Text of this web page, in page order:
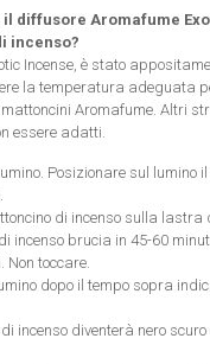
il diffusore Aromafume
incenso?
Incense, è stato
la temperatura adeguata
Aromafume. Altri
essere adatti.
Posizionare sul lumino
di incenso sulla lastra
incenso brucia in 45-60
toccare.
dopo il tempo sopra
incenso diventerà nero scuro